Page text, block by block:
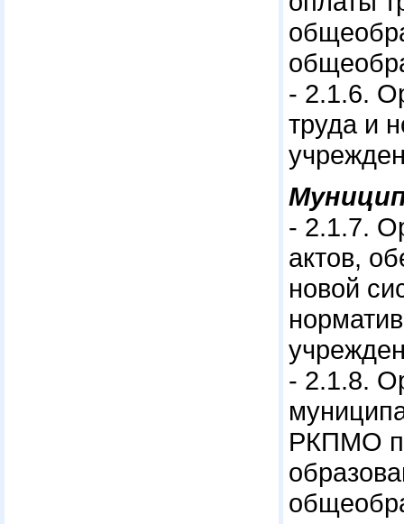
- 2.1.6.
труда и
- 2.1.7.
актов,
новой
- 2.1.8.
РКПМО